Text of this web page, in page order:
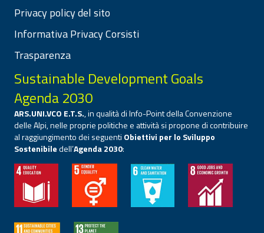
Privacy policy del sito
Informativa Privacy Corsisti
Trasparenza
Sustainable Development Goals
Agenda 2030
ARS.UNI.VCO E.T.S., in qualità di Info-Point della Convenzione
delle Alpi, nelle proprie politiche e attività si propone di contribuire
al raggiungimento dei seguenti Obiettivi per lo Sviluppo
Sostenibiledell’Agenda 2030: